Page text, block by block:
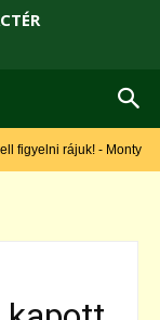
rájuk! - Monty Roberts